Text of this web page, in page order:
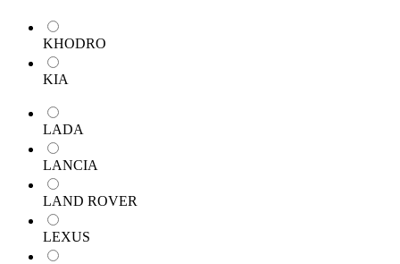
KHODRO
KIA
LADA
LANCIA
LAND ROVER
LEXUS